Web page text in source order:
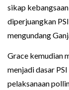
sikap
diperjuangkan
mengundang
Grace kemudian
menjadi dasar
pelaksanaan